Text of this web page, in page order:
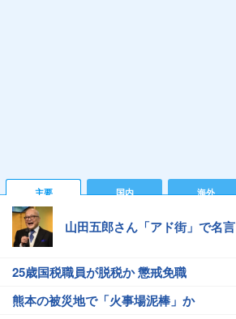
主要 国内 海外
山田五郎さん「アド街」で名言
25歳国税職員が脱税か 懲戒免職
熊本の被災地で「火事場泥棒」か